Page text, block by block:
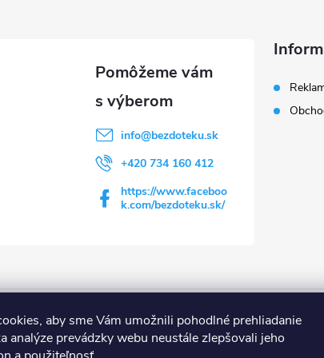
aby sme Vám umožnili pohodlné prehliadanie
analýze prevádzky webu neustále zlepšovali jeho
info@bezdoteku.sk
+420 734 160 412
https://www.faceboo
k.com/bezdoteku.sk/
Shoptet.sk MôjPrvýEshop.sk